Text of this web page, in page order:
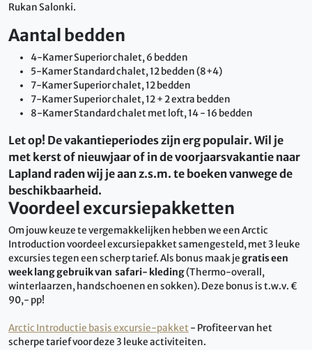
Rukan Salonki.
Aantal bedden
4-Kamer Superior chalet, 6 bedden
5-Kamer Standard chalet, 12 bedden (8+4)
7-Kamer Superior chalet, 12 bedden
7-Kamer Superior chalet, 12 + 2 extra bedden
8-Kamer Standard chalet met loft, 14 - 16 bedden
Let op! De vakantieperiodes zijn erg populair. Wil je
met kerst of nieuwjaar of in de voorjaarsvakantie naar
Lapland raden wij je aan z.s.m. te boeken vanwege de
beschikbaarheid.
Voordeel excursiepakketten
Om jouw keuze te vergemakkelijken hebben we een Arctic
Introduction voordeel excursiepakket samengesteld, met 3 leuke
excursies tegen een scherp tarief. Als bonus maak jegratis een
week lang gebruik van safari- kleding(Thermo-overall,
winterlaarzen, handschoenen en sokken). Deze bonus is t.w.v. €
90,- pp!
Arctic Introductie basis excursie-pakket- Profiteer van het
scherpe tarief voor deze 3 leuke activiteiten.